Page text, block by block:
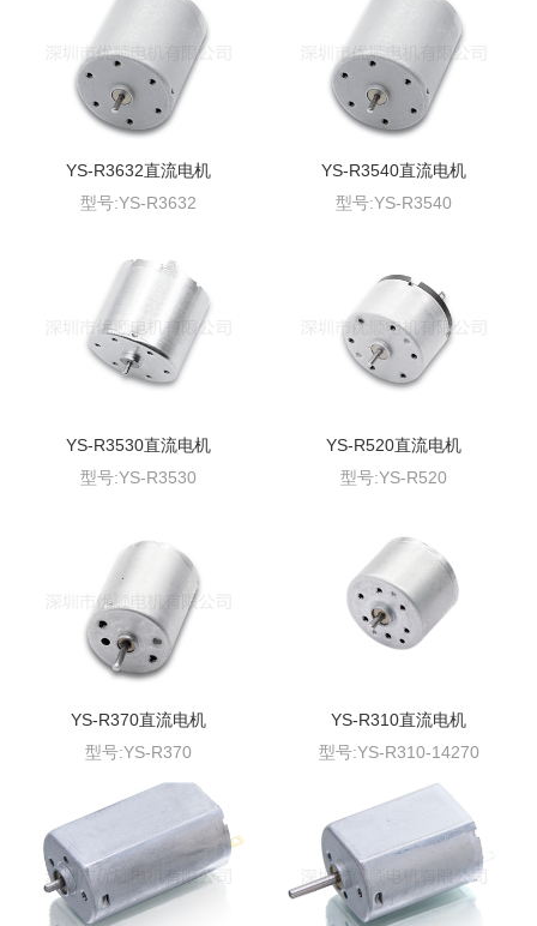
YS-R3632直流电机
型号:YS-R3632
YS-R3540直流电机
型号:YS-R3540
YS-R3530直流电机
型号:YS-R3530
YS-R520直流电机
型号:YS-R520
YS-R370直流电机
型号:YS-R370
YS-R310直流电机
型号:YS-R310-14270